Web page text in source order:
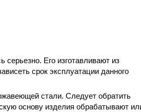
Его изготавливают из
срок эксплуатации данного
стали. Следует обратить
основу изделия обрабатывают